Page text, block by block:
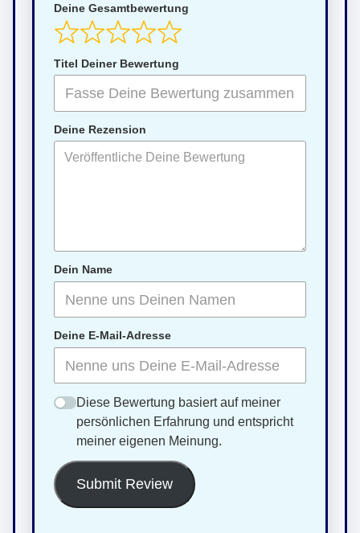
Deine Gesamtbewertung
Titel Deiner Bewertung
Deine Rezension
Dein Name
Deine E-Mail-Adresse
Diese Bewertung basiert auf meiner
persönlichen Erfahrung und entspricht
meiner eigenen Meinung.
Submit Review